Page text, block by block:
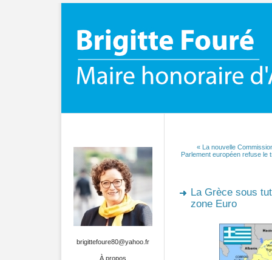
brigittefoure80@yahoo.fr
À propos
« La nouvelle
Parlement européen refuse le
La Grèce sous
zone Euro